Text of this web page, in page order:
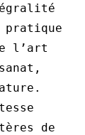
pratique
l’art
de